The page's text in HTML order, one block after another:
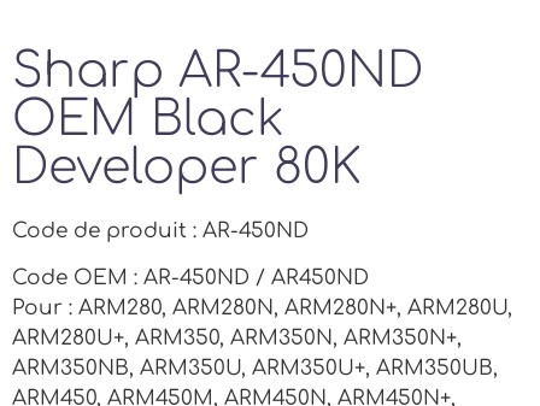
Sharp AR-450ND
OEM Black
Developer 80K
Code de produit : AR-450ND
Code OEM : AR-450ND / AR450ND
Pour : ARM280, ARM280N, ARM280N+, ARM280U,
ARM280U+, ARM350, ARM350N, ARM350N+,
ARM350NB, ARM350U, ARM350U+, ARM350UB,
ARM450, ARM450M, ARM450N, ARM450N+,